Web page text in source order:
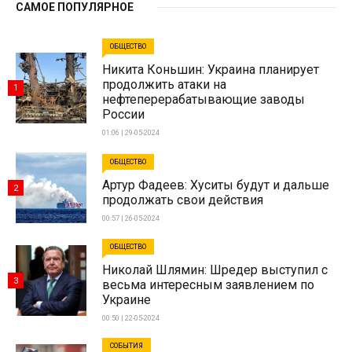
САМОЕ ПОПУЛЯРНОЕ
ОБЩЕСТВО
Никита Коньшин: Украина планирует
продолжить атаки на
нефтеперерабатывающие заводы
России
01:06 | 29-05-2024
1
ОБЩЕСТВО
Артур Фадеев: Хуситы будут и дальше
продолжать свои действия
00:57 | 26-05-2024
2
ОБЩЕСТВО
Николай Шлямин: Шредер выступил с
весьма интересным заявлением по
Украине
00:50 | 22-05-2024
3
СОБЫТИЯ